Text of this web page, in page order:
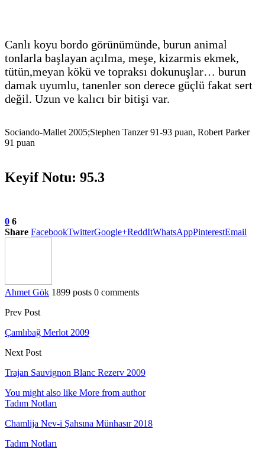
Canlı koyu bordo görünümünde, burun animal
tonlarla başlayan açılma, meşe, kizarmis ekmek,
tütün,meyan kökü ve topraksı dokunuşlar… burun
damak uyumlu, tanenler son derece güçlü fakat sert
değil. Uzun ve kalıcı bir bitişi var.
Sociando-Mallet 2005;Stephen Tanzer 91-93 puan, Robert Parker
91 puan
Keyif Notu: 95.3
0 6
Share FacebookTwitterGoogle+ReddItWhatsAppPinterestEmail
Ahmet Gök 1899 posts 0 comments
Prev Post
Çamlıbağ Merlot 2009
Next Post
Trajan Sauvignon Blanc Rezerv 2009
You might also like More from author
Tadım Notları
Chamlija Nev-i Şahsına Münhasır 2018
Tadım Notları